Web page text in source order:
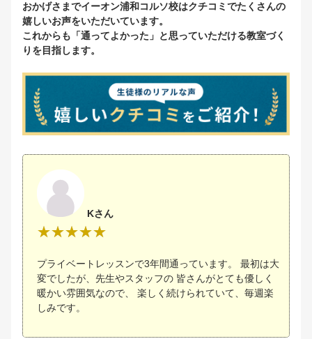
おかげさまでイーオン浦和コルソ校はクチコミでたくさんの
嬉しいお声をいただいています。
これからも「通ってよかった」と思っていただける教室づく
りを目指します。
Kさん
プライベートレッスンで3年間通っています。 最初は大
変でしたが、先生やスタッフの 皆さんがとても優しく
暖かい雰囲気なので、 楽しく続けられていて、毎週楽
しみです。